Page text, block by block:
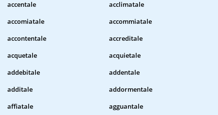
accentale
acclimatale
accomiatale
accommiatale
accontentale
accreditale
acquetale
acquietale
addebitale
addentale
additale
addormentale
affiatale
agguantale